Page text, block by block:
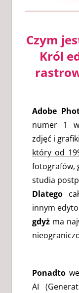
Czym
Król
Adobe
numer 1
zdjęć i
który od
fotografów,
studia
Dlatego
innym
gdyżma
Ponadto
AI